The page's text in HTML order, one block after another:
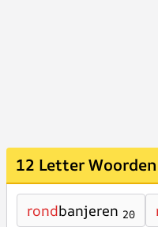
12 Letter Woorden
rondbanjeren 20